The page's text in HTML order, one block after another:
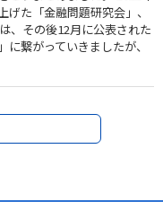
げた「金融問題研究会」、
、その後12月に公表された
繋がっていきましたが、